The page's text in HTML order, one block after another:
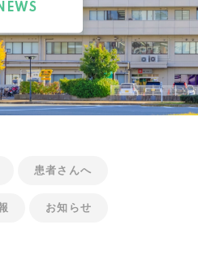
患者さんへ
お知らせ